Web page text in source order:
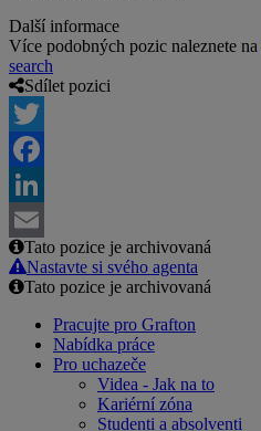
Další informace
Více podobných pozic naleznete na
search
Sdílet pozici
Twitter
Facebook
LinkedIn
Email
Tato pozice je archivovaná
Nastavte si svého agenta
Tato pozice je archivovaná
Pracujte pro Grafton
Nabídka práce
Pro uchazeče
Videa - Jak na to
Kariérní zóna
Studenti a absolventi